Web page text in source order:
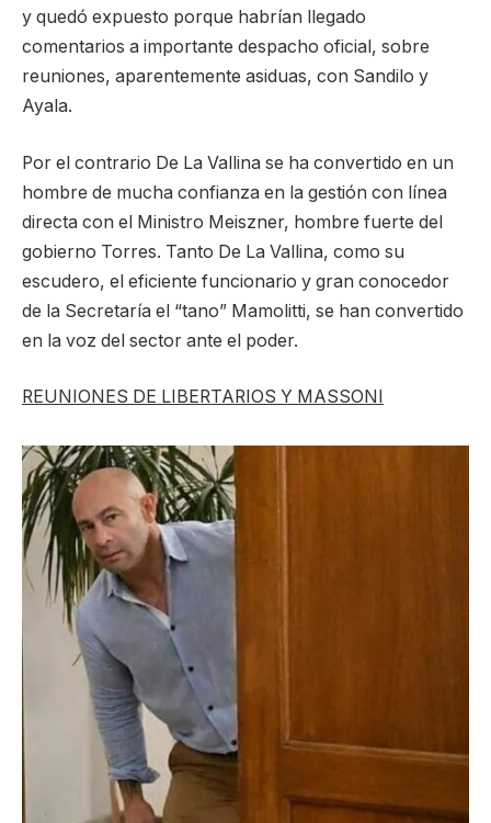
y quedó expuesto porque habrían llegado
comentarios a importante despacho oficial, sobre
reuniones, aparentemente asiduas, con Sandilo y
Ayala.
Por el contrario De La Vallina se ha convertido en un
hombre de mucha confianza en la gestión con línea
directa con el Ministro Meiszner, hombre fuerte del
gobierno Torres. Tanto De La Vallina, como su
escudero, el eficiente funcionario y gran conocedor
de la Secretaría el “tano” Mamolitti, se han convertido
en la voz del sector ante el poder.
REUNIONES DE LIBERTARIOS Y MASSONI